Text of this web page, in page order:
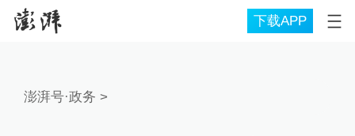
下载APP
澎湃号·政务 >